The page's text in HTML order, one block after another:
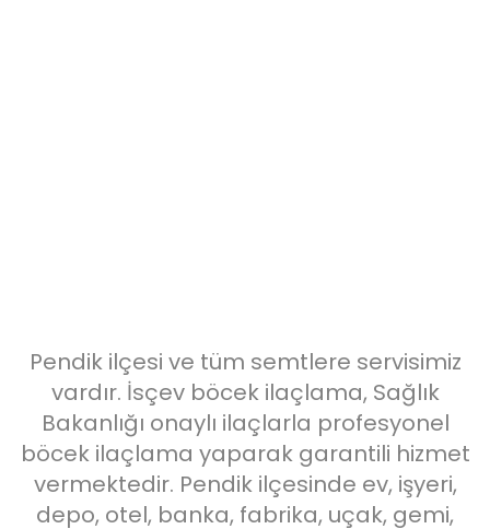
Pendik ilçesi ve tüm semtlere servisimiz
vardır. İsçev böcek ilaçlama, Sağlık
Bakanlığı onaylı ilaçlarla profesyonel
böcek ilaçlama yaparak garantili hizmet
vermektedir. Pendik ilçesinde ev, işyeri,
depo, otel, banka, fabrika, uçak, gemi,